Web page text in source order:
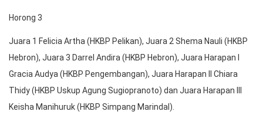
Horong 3
Juara 1 Felicia Artha (HKBP Pelikan), Juara 2 Shema Nauli (HKBP
Hebron), Juara 3 Darrel Andira (HKBP Hebron), Juara Harapan I
Gracia Audya (HKBP Pengembangan), Juara Harapan II Chiara
Thidy (HKBP Uskup Agung Sugiopranoto) dan Juara Harapan III
Keisha Manihuruk (HKBP Simpang Marindal).